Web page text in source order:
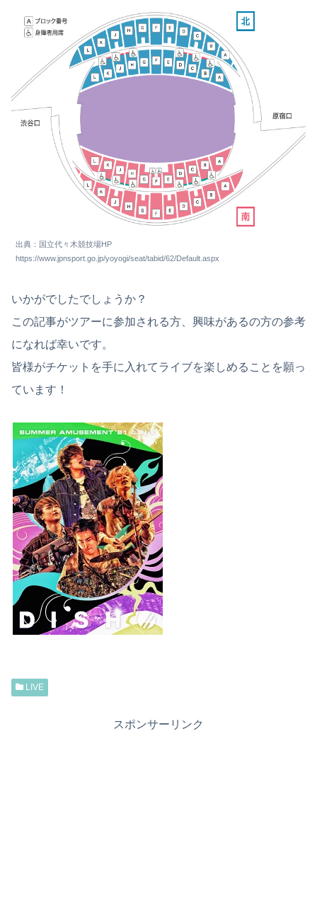
出典：国立代々木競技場HP
https://www.jpnsport.go.jp/yoyogi/seat/tabid/62/Default.aspx
いかがでしたでしょうか？
この記事がツアーに参加される方、興味があるの方の参考
になれば幸いです。
皆様がチケットを手に入れてライブを楽しめることを願っ
ています！
LIVE
スポンサーリンク